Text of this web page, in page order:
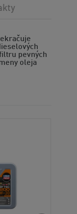
pevných
oleja